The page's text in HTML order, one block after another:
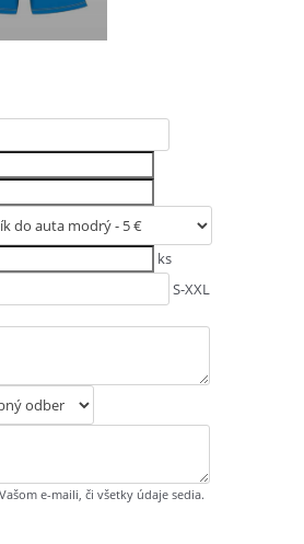
ks
S-XXL
e-maili, či všetky údaje sedia.